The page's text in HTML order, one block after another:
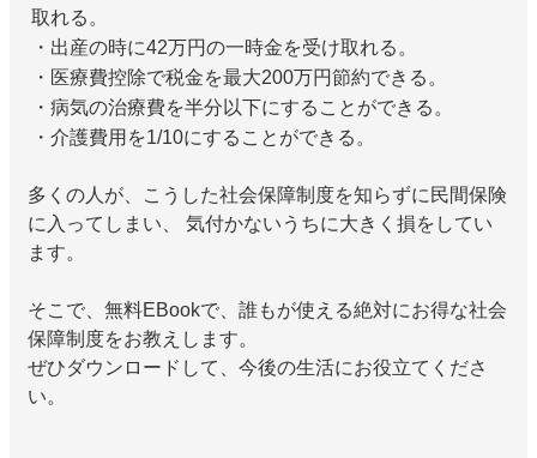
取れる。
・出産の時に42万円の一時金を受け取れる。
・医療費控除で税金を最大200万円節約できる。
・病気の治療費を半分以下にすることができる。
・介護費用を1/10にすることができる。
多くの人が、こうした社会保障制度を知らずに民間保険
に入ってしまい、 気付かないうちに大きく損をしてい
ます。
そこで、無料EBookで、誰もが使える絶対にお得な社会
保障制度をお教えします。
ぜひダウンロードして、今後の生活にお役立てくださ
い。